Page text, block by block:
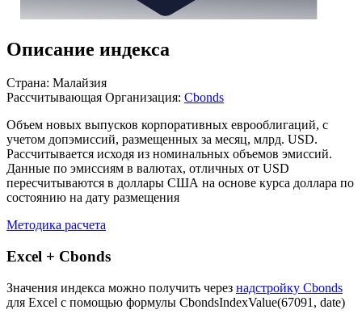
Описание индекса
Страна: Малайзия
Рассчитывающая Организация: Cbonds
Объем новых выпусков корпоративных еврооблигаций, с
учетом допэмиссий, размещенных за месяц, млрд. USD.
Рассчитывается исходя из номинальных объемов эмиссий.
Данные по эмиссиям в валютах, отличных от USD
пересчитываются в доллары США на основе курса доллара по
состоянию на дату размещения
Методика расчета
Excel + Cbonds
Значения индекса можно получить через надстройку Cbonds
для Excel с помощью формулы CbondsIndexValue(67091, date)